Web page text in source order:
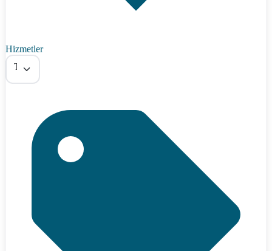
Hizmetler
Tümü